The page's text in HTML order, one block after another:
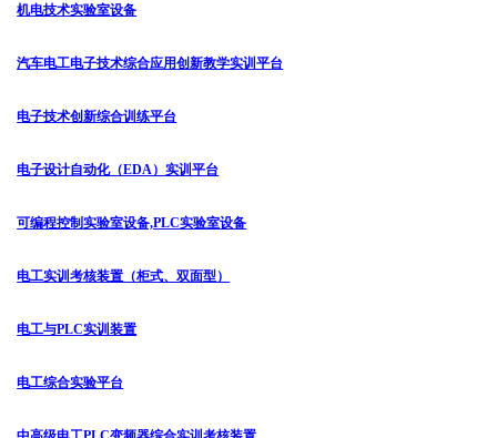
机电技术实验室设备
汽车电工电子技术综合应用创新教学实训平台
电子技术创新综合训练平台
电子设计自动化（EDA）实训平台
可编程控制实验室设备,PLC实验室设备
电工实训考核装置（柜式、双面型）
电工与PLC实训装置
电工综合实验平台